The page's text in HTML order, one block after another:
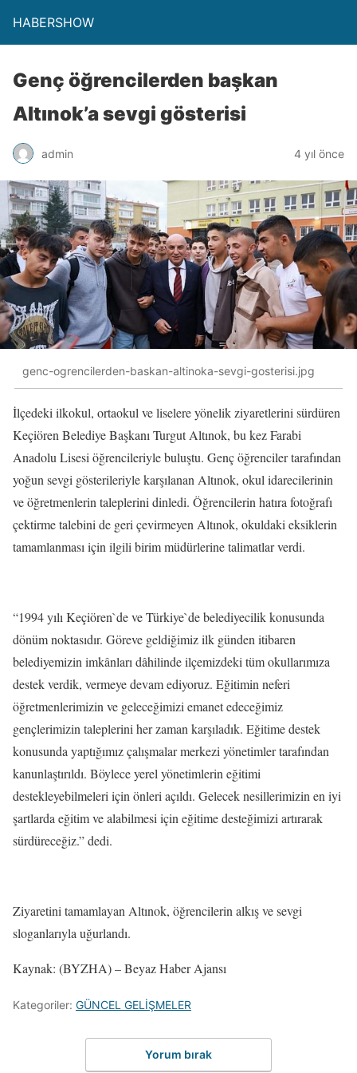
HABERSHOW
Genç öğrencilerden başkan
Altınok’a sevgi gösterisi
admin 4 yıl önce
genc-ogrencilerden-baskan-altinoka-sevgi-gosterisi.jpg
İlçedeki ilkokul, ortaokul ve liselere yönelik ziyaretlerini sürdüren
Keçiören Belediye Başkanı Turgut Altınok, bu kez Farabi
Anadolu Lisesi öğrencileriyle buluştu. Genç öğrenciler tarafından
yoğun sevgi gösterileriyle karşılanan Altınok, okul idarecilerinin
ve öğretmenlerin taleplerini dinledi. Öğrencilerin hatıra fotoğrafı
çektirme talebini de geri çevirmeyen Altınok, okuldaki eksiklerin
tamamlanması için ilgili birim müdürlerine talimatlar verdi.
“1994 yılı Keçiören`de ve Türkiye`de belediyecilik konusunda
dönüm noktasıdır. Göreve geldiğimiz ilk günden itibaren
belediyemizin imkânları dâhilinde ilçemizdeki tüm okullarımıza
destek verdik, vermeye devam ediyoruz. Eğitimin neferi
öğretmenlerimizin ve geleceğimizi emanet edeceğimiz
gençlerimizin taleplerini her zaman karşıladık. Eğitime destek
konusunda yaptığımız çalışmalar merkezi yönetimler tarafından
kanunlaştırıldı. Böylece yerel yönetimlerin eğitimi
destekleyebilmeleri için önleri açıldı. Gelecek nesillerimizin en iyi
şartlarda eğitim ve alabilmesi için eğitime desteğimizi artırarak
sürdüreceğiz.” dedi.
Ziyaretini tamamlayan Altınok, öğrencilerin alkış ve sevgi
sloganlarıyla uğurlandı.
Kaynak: (BYZHA) – Beyaz Haber Ajansı
Kategoriler: GÜNCEL GELİŞMELER
Yorum bırak